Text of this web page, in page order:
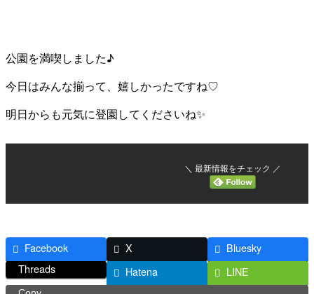
公園を満喫しました♪
今日はみんな揃って、嬉しかったですね♡
明日からも元気に登園してくださいね✨
＼ 最新情報をチェック ／
Facebook X
Bluesky
Threads
Hatena LINE